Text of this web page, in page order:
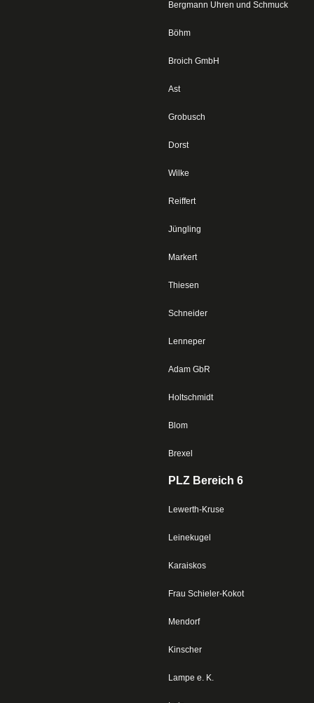
Bergmann Uhren und Schmuck
Böhm
Broich GmbH
Ast
Grobusch
Dorst
Wilke
Reiffert
Jüngling
Markert
Thiesen
Schneider
Lenneper
Adam GbR
Holtschmidt
Blom
Brexel
PLZ Bereich 6
Lewerth-Kruse
Leinekugel
Karaiskos
Frau Schieler-Kokot
Mendorf
Kinscher
Lampe e. K.